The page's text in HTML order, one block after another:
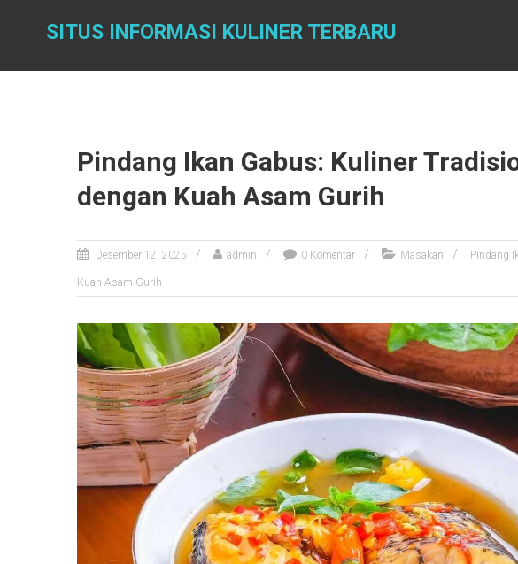
SITUS INFORMASI KULINER TERBARU
Pindang Ikan Gabus: Kuliner
dengan Kuah Asam Gurih
Desember 12, 2025 admin 0 Komentar Masakan Pindang
Kuah Asam Gurih